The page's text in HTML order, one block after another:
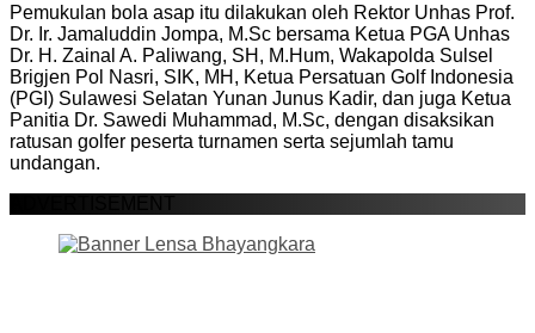
Pemukulan bola asap itu dilakukan oleh Rektor Unhas Prof.
Dr. Ir. Jamaluddin Jompa, M.Sc bersama Ketua PGA Unhas
Dr. H. Zainal A. Paliwang, SH, M.Hum, Wakapolda Sulsel
Brigjen Pol Nasri, SIK, MH, Ketua Persatuan Golf Indonesia
(PGI) Sulawesi Selatan Yunan Junus Kadir, dan juga Ketua
Panitia Dr. Sawedi Muhammad, M.Sc, dengan disaksikan
ratusan golfer peserta turnamen serta sejumlah tamu
undangan.
ADVERTISEMENT